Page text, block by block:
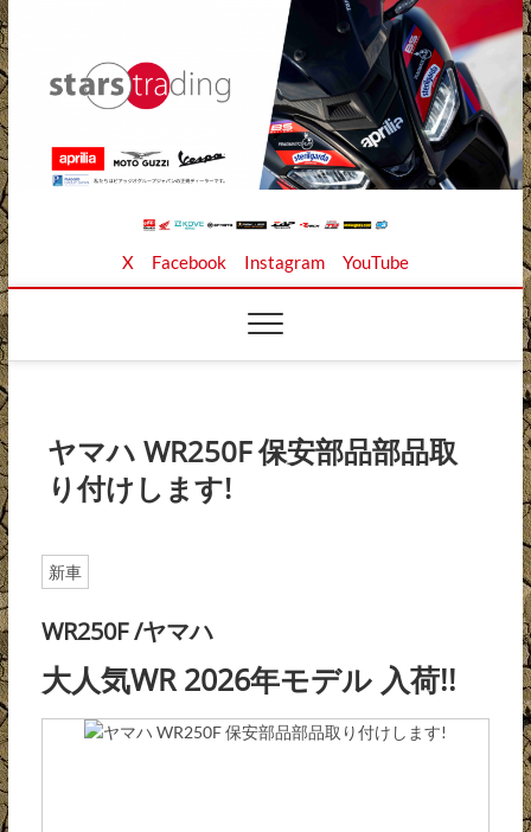
Skip
to
content
Stars Trading Ltd. |
株式会社スターズト
レーディング
APRILIA MOTO GUZZI正規ディーラー、REKLUSE、
X Facebook Instagram YouTube
ヤマハ WR250F 保安部品部品取
り付けします!
新車
WR250F /ヤマハ
大人気WR 2026年モデル 入荷!!